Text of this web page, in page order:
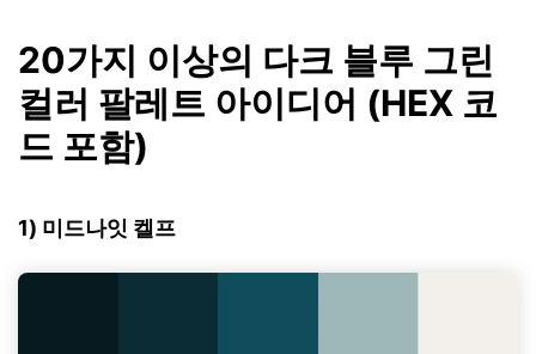
20가지 이상의 다크 블루 그린
컬러 팔레트 아이디어 (HEX 코
드 포함)
1) 미드나잇 켈프